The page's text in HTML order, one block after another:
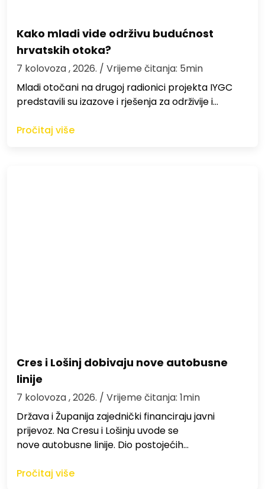
Kako mladi vide održivu budućnost
hrvatskih otoka?
7 kolovoza , 2026. / Vrijeme čitanja: 5min
Mladi otočani na drugoj radionici projekta IYGC
predstavili su izazove i rješenja za održivije i…
Pročitaj više
Cres i Lošinj dobivaju nove autobusne
linije
7 kolovoza , 2026. / Vrijeme čitanja: 1min
Država i Županija zajednički financiraju javni
prijevoz. Na Cresu i Lošinju uvode se
nove autobusne linije. Dio postojećih…
Pročitaj više